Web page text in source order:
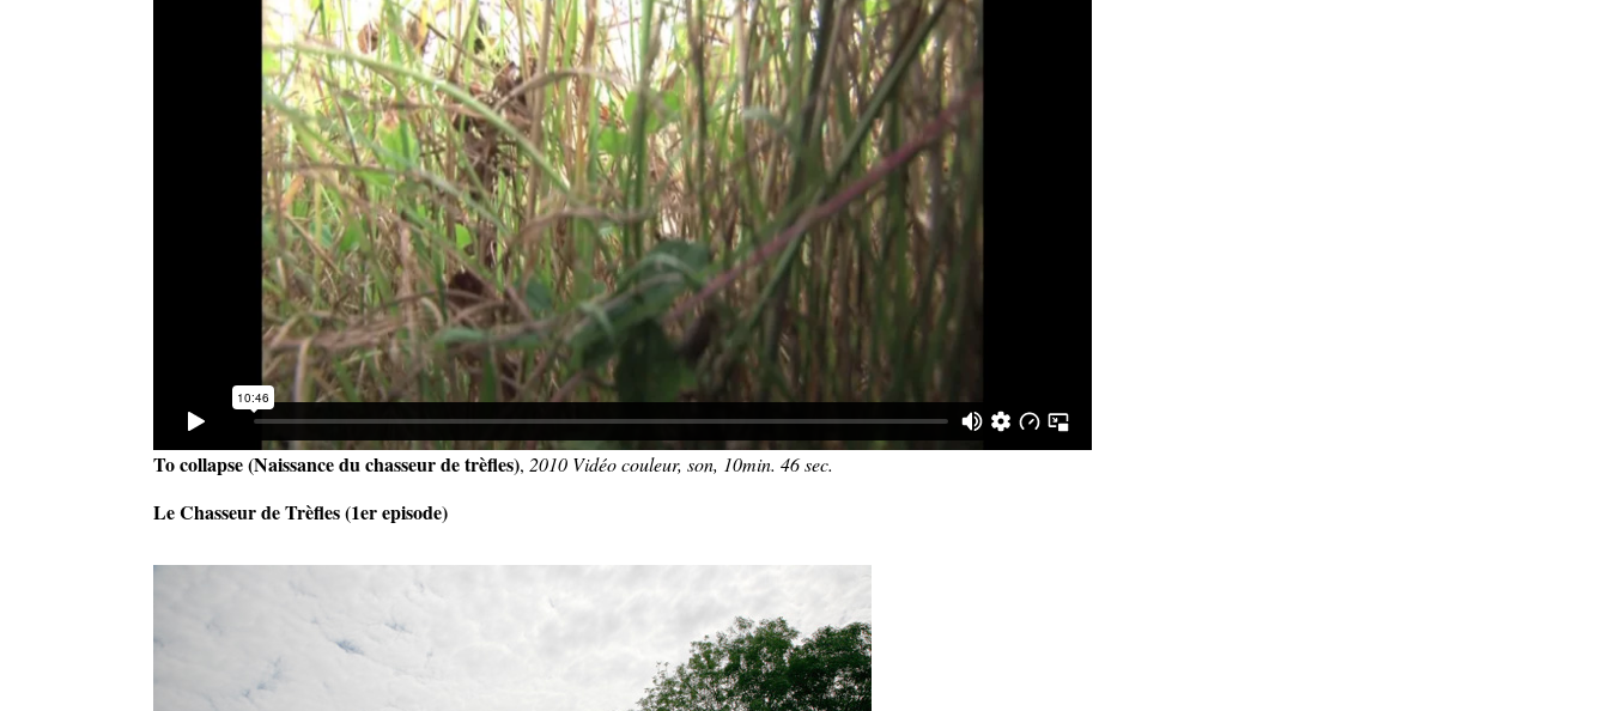
To collapse (Naissance du chasseur de trèfles), 2010 Vidéo couleur, son, 10min. 46 sec.
Le Chasseur de Trèfles (1er episode)